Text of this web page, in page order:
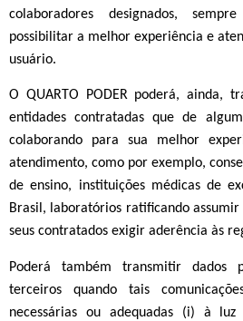
colaboradores designados,
possibilitar a melhor experiência e
usuário.
O QUARTO PODER poderá, ainda,
entidades contratadas que de
colaborando para sua melhor
atendimento, como por exemplo,
de ensino, instituições médicas de
Brasil, laboratórios ratificando
seus contratados exigir aderência às
Poderá também transmitir dados
terceiros quando tais
necessárias ou adequadas (i) à